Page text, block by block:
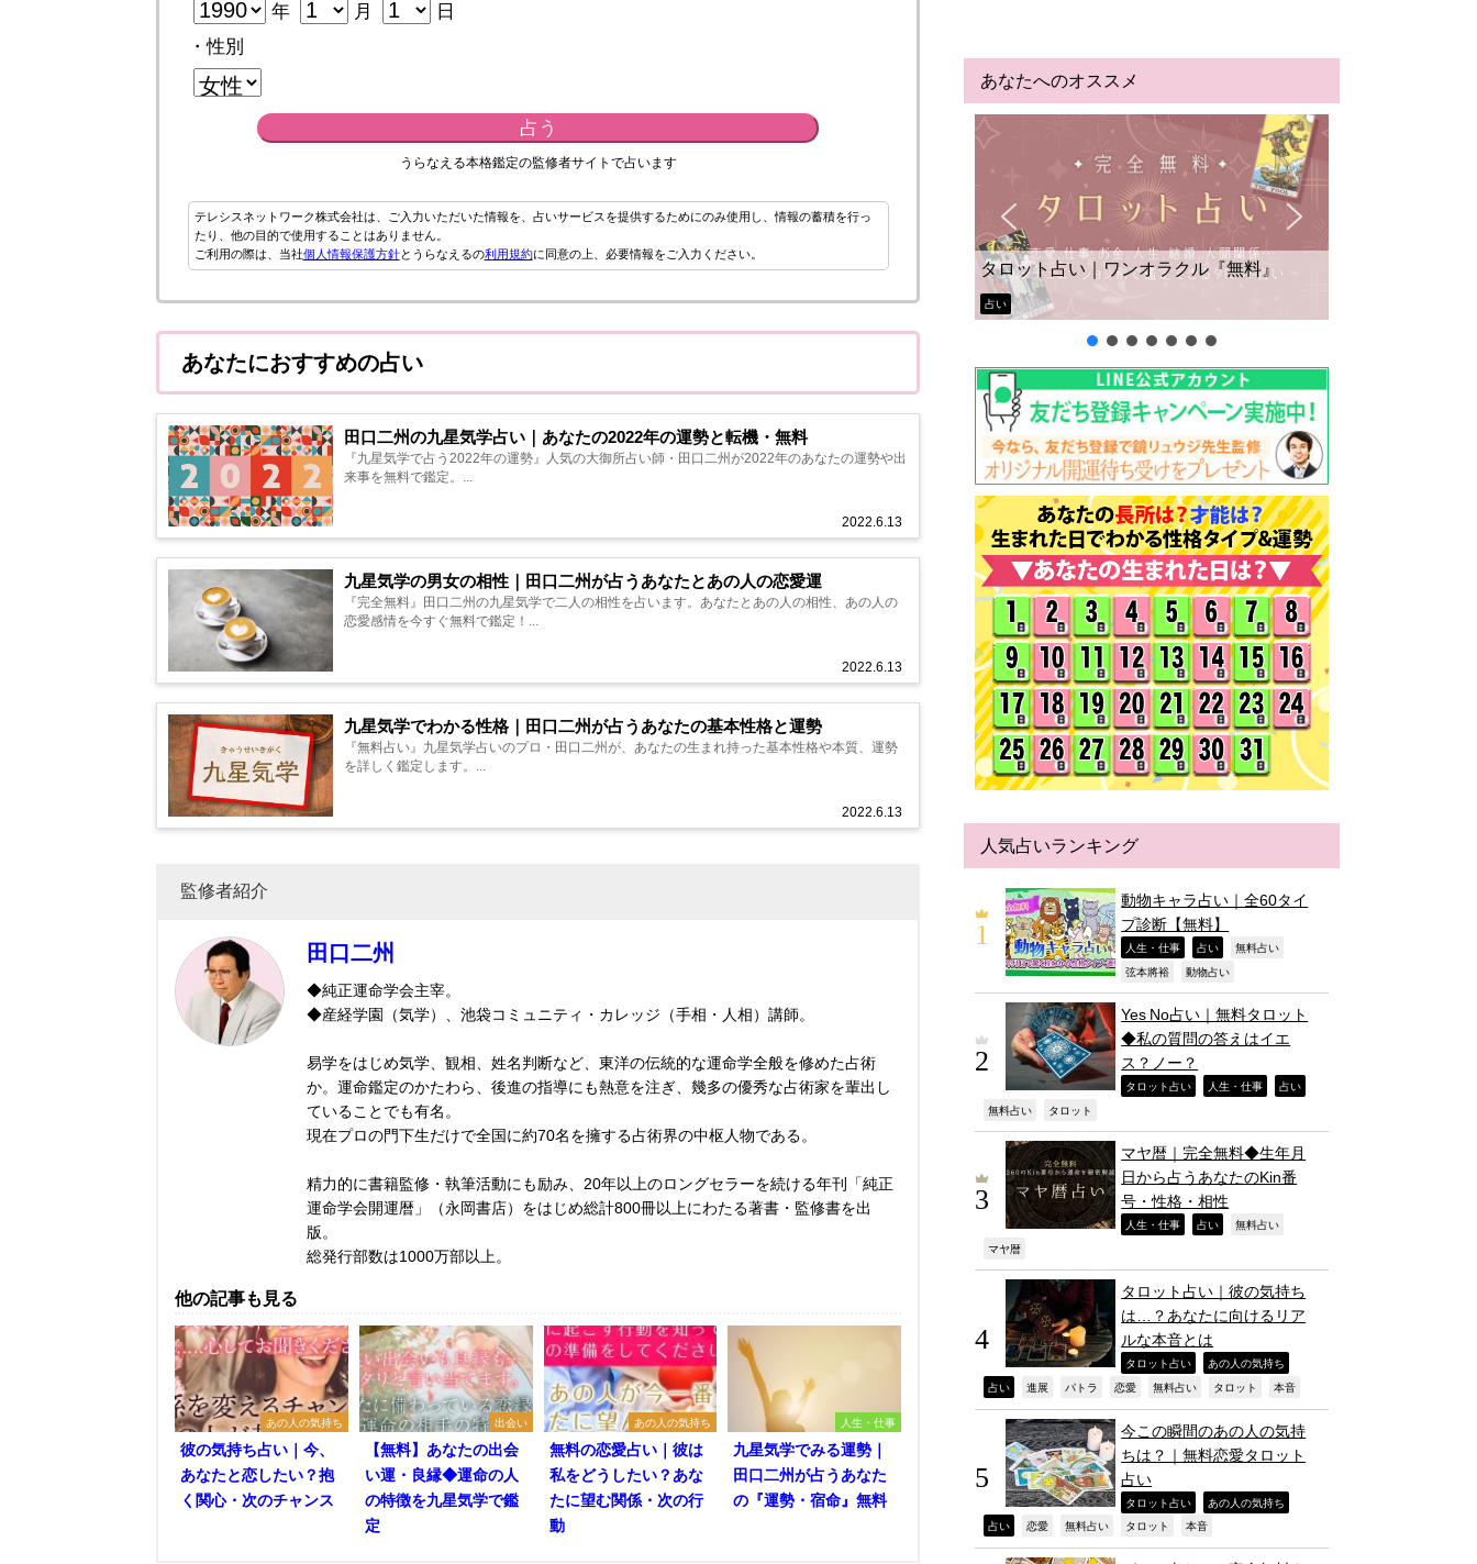
年 月
日
・性別
占う
うらなえる本格鑑定の監修者サイトで占います
テレシスネットワーク株式会社は、ご入力いただいた情報を、占いサービスを提供するためにのみ使用し、情報の蓄積を行っ
たり、他の目的で使用することはありません。
ご利用の際は、当社個人情報保護方針とうらなえるの利用規約に同意の上、必要情報をご入力ください。
あなたにおすすめの占い
田口二州の九星気学占い｜あなたの2022年の運勢と転機・無料
2022.6.13
『九星気学で占う2022年の運勢』人気の大御所占い師・田口二州が2022年のあなたの運勢や出
来事を無料で鑑定。...
九星気学の男女の相性｜田口二州が占うあなたとあの人の恋愛運
2022.6.13
『完全無料』田口二州の九星気学で二人の相性を占います。あなたとあの人の相性、あの人の
恋愛感情を今すぐ無料で鑑定！...
九星気学でわかる性格｜田口二州が占うあなたの基本性格と運勢
2022.6.13
『無料占い』九星気学占いのプロ・田口二州が、あなたの生まれ持った基本性格や本質、運勢
を詳しく鑑定します。...
監修者紹介
田口二州
◆純正運命学会主宰。
◆産経学園（気学）、池袋コミュニティ・カレッジ（手相・人相）講師。
易学をはじめ気学、観相、姓名判断など、東洋の伝統的な運命学全般を修めた占術
か。運命鑑定のかたわら、後進の指導にも熱意を注ぎ、幾多の優秀な占術家を輩出し
ていることでも有名。
現在プロの門下生だけで全国に約70名を擁する占術界の中枢人物である。
精力的に書籍監修・執筆活動にも励み、20年以上のロングセラーを続ける年刊「純正
運命学会開運暦」（永岡書店）をはじめ総計800冊以上にわたる著書・監修書を出
版。
総発行部数は1000万部以上。
他の記事も見る
あの人の気持ち
彼の気持ち占い｜今、
あなたと恋したい？抱
く関心・次のチャンス
出会い
【無料】あなたの出会
い運・良縁◆運命の人
の特徴を九星気学で鑑
定
あの人の気持ち
無料の恋愛占い｜彼は
私をどうしたい？あな
たに望む関係・次の行
動
人生・仕事
九星気学でみる運勢｜
田口二州が占うあなた
の『運勢・宿命』無料
あなたへのオススメ
タロット占い｜ワンオラクル『無料』
占い
人気占いランキング
動物キャラ占い｜全60タイ
プ診断【無料】
人生・仕事 占い 無料占い
弦本將裕 動物占い
Yes No占い｜無料タロット
◆私の質問の答えはイエ
ス？ノー？
タロット占い 人生・仕事 占い
無料占い タロット
マヤ暦｜完全無料◆生年月
日から占うあなたのKin番
号・性格・相性
人生・仕事 占い 無料占い
マヤ暦
タロット占い｜彼の気持ち
は…？あなたに向けるリア
ルな本音とは
タロット占い あの人の気持ち
占い 進展 パトラ 恋愛 無料占い タロット 本音
今この瞬間のあの人の気持
ちは？｜無料恋愛タロット
占い
タロット占い あの人の気持ち
占い 恋愛 無料占い タロット 本音